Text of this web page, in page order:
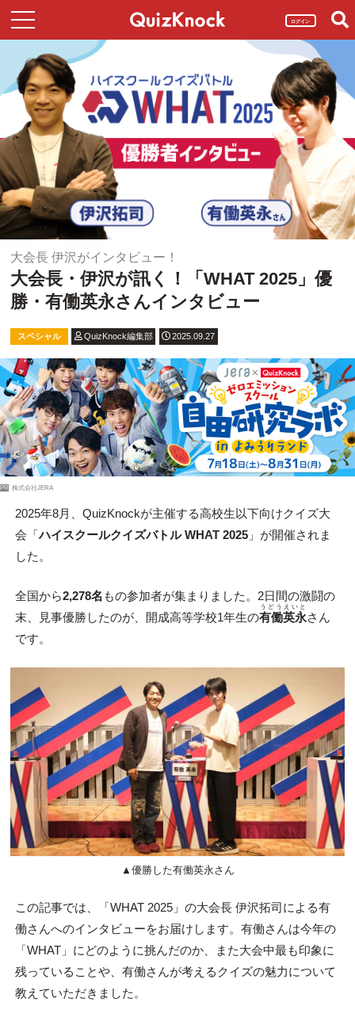
ログイン
大会長 伊沢がインタビュー！
大会長・伊沢が訊く！「WHAT 2025」優
勝・有働英永さんインタビュー
スペシャル QuizKnock編集部 2025.09.27
PR 株式会社JERA
2025年8月、QuizKnockが主催する高校生以下向けクイズ大
会「ハイスクールクイズバトル WHAT 2025」が開催されま
した。
全国から2,278名 もの参加者が集まりました。2日間の激闘の
末、見事優勝したのが、開成高等学校1年生の有働
うどう
英永
えいと
さん
です。
▲優勝した有働英永さん
この記事では、「WHAT 2025」の大会長 伊沢拓司による有
働さんへのインタビューをお届けします。有働さんは今年の
「WHAT」にどのように挑んだのか、また大会中最も印象に
残っていることや、有働さんが考えるクイズの魅力について
教えていただきました。